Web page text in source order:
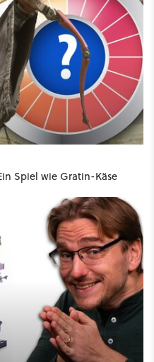
Spiel wie Gratin-Käse